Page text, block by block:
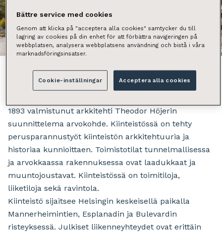
Näytä kaikki kuvat
1893 valmistunut arkkitehti Theodor Höjerin
suunnittelema arvokohde. Kiinteistössä on tehty
perusparannustyöt kiinteistön arkkitehtuuria ja
historiaa kunnioittaen. Toimistotilat tunnelmallisessa
ja arvokkaassa rakennuksessa ovat laadukkaat ja
muuntojoustavat. Kiinteistössä on toimitiloja,
liiketiloja sekä ravintola.
Kiinteistö sijaitsee Helsingin keskeisellä paikalla
Mannerheimintien, Esplanadin ja Bulevardin
risteyksessä. Julkiset liikenneyhteydet ovat erittäin
Bättre service med cookies
Genom att klicka på "acceptera alla cookies" samtycker du till
lagring av cookies på din enhet för att förbättra navigeringen på
webbplatsen, analysera webbplatsens användning och bistå i våra
marknadsföringsinsatser.
Cookie-inställningar Acceptera alla cookies